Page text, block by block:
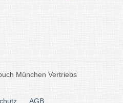
München Vertriebs
AGB